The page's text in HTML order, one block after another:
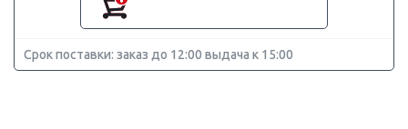
Срок поставки: заказ до 12:00 выдача к 15:00